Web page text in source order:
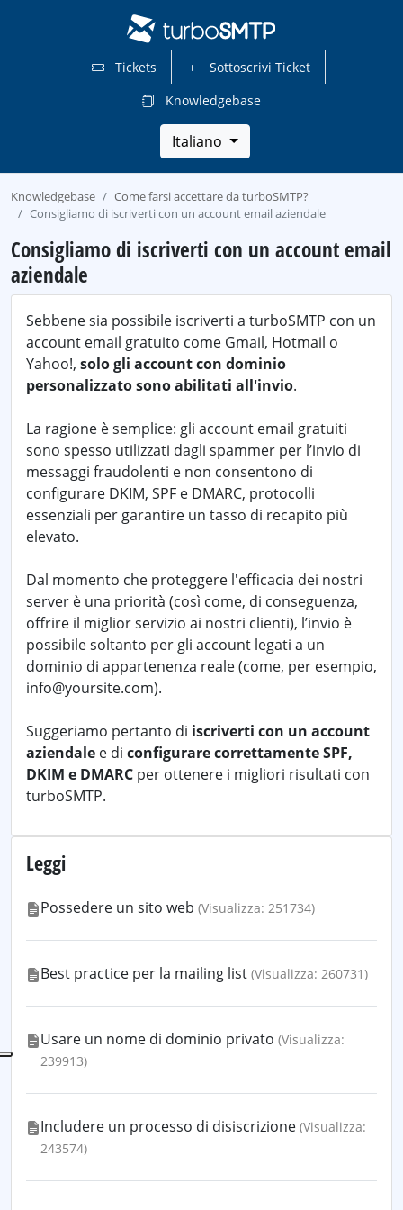
Tickets
Sottoscrivi Ticket
Knowledgebase
Italiano
Knowledgebase
Come farsi accettare da turboSMTP?
Consigliamo di iscriverti con un account email aziendale
Consigliamo di iscriverti con un account email
aziendale
Sebbene sia possibile iscriverti a turboSMTP con un
account email gratuito come Gmail, Hotmail o
Yahoo!, solo gli account con dominio
personalizzato sono abilitati all'invio.
La ragione è semplice: gli account email gratuiti
sono spesso utilizzati dagli spammer per l’invio di
messaggi fraudolenti e non consentono di
configurare DKIM, SPF e DMARC, protocolli
essenziali per garantire un tasso di recapito più
elevato.
Dal momento che proteggere l'efficacia dei nostri
server è una priorità (così come, di conseguenza,
offrire il miglior servizio ai nostri clienti), l’invio è
possibile soltanto per gli account legati a un
dominio di appartenenza reale (come, per esempio,
info@yoursite.com).
Suggeriamo pertanto di iscriverti con un account
aziendale e di configurare correttamente SPF,
DKIM e DMARC per ottenere i migliori risultati con
turboSMTP.
Leggi
Possedere un sito web (Visualizza: 251734)
Best practice per la mailing list (Visualizza: 260731)
Usare un nome di dominio privato (Visualizza:
239913)
Includere un processo di disiscrizione (Visualizza:
243574)